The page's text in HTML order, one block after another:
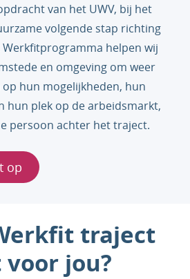
van het UWV, bij het
volgende stap richting
helpen wij
en omgeving om weer
hun mogelijkheden, hun
hun plek op de arbeidsmarkt,
persoon achter het traject.
op
traject
jou?